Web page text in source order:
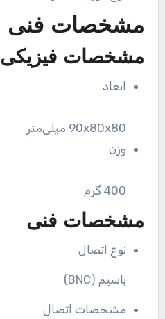
مشخصات فنی
مشخصات فیزیکی
ابعاد
90x80x80 میلی‌متر
وزن
400 گرم
مشخصات فنی
نوع اتصال
باسیم (BNC)
مشخصات اتصال